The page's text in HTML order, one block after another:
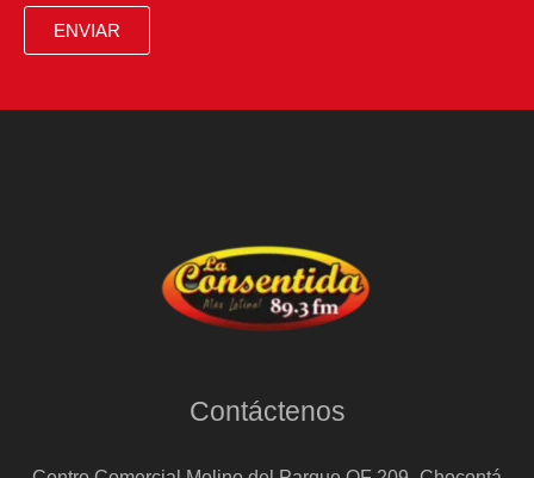
ENVIAR
Contáctenos